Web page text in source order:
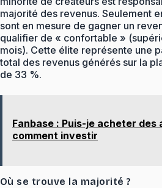
majorité des revenus. Seulement
sont en mesure de gagner un
qualifier de « confortable »
mois). Cette élite représente une
total des revenus générés sur la
de 33 %.
Fanbase : Puis-je acheter des
comment investir
Où se trouve la majorité ?